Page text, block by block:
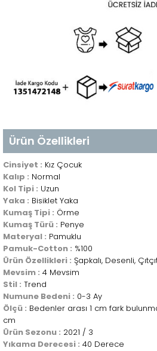
Ürün Özellikleri
Cinsiyet : Kız Çocuk
Kalıp : Normal
Kol Tipi : Uzun
Yaka : Bisiklet Yaka
Kumaş Tipi : Örme
Kumaş Türü : Penye
Materyal : Pamuklu
Pamuk-Cotton : %100
Ürün Özellikleri : Şapkalı, Desenli,
Mevsim : 4 Mevsim
Stil : Trend
Numune Bedeni : 0-3 Ay
Ölçü : Bedenler arası 1 cm fark
cm
Ürün Sezonu : 2021 / 3
Yıkama Derecesi : 40 Derece